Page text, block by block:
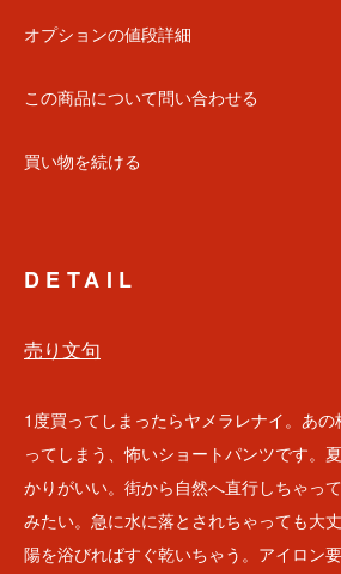
オプションの値段詳細
この商品について問い合わせる
買い物を続ける
DETAIL
売り文句
1度買ってしまったらヤメラレナイ。あ
ってしまう、怖いショートパンツです。
かりがいい。街から自然へ直行しちゃっ
みたい。急に水に落とされちゃっても大
陽を浴びればすぐ乾いちゃう。アイロン